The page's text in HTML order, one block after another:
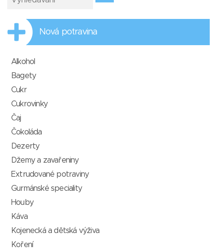
Nová potravina
Alkohol
Bagety
Cukr
Cukrovinky
Čaj
Čokoláda
Dezerty
Džemy a zavařeniny
Extrudované potraviny
Gurmánské speciality
Houby
Káva
Kojenecká a dětská výživa
Koření